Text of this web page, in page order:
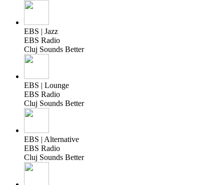
EBS | Jazz
EBS Radio
Cluj Sounds Better
EBS | Lounge
EBS Radio
Cluj Sounds Better
EBS | Alternative
EBS Radio
Cluj Sounds Better